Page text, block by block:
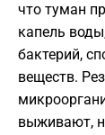
что туман
капель
бактерий,
веществ.
выживают,